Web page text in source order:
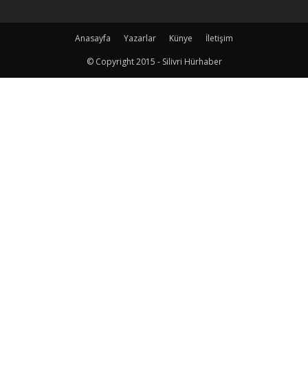
Anasayfa Yazarlar Künye
İletişim
© Copyright 2015 - Silivri Hürhaber